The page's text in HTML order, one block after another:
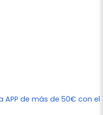
APP de más de 50€ con el